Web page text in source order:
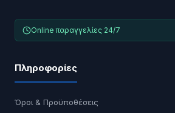
Online παραγγελίες 24/7
Πληροφορίες
Όροι & Προϋποθέσεις